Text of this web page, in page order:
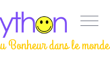
Bonheur dans le monde